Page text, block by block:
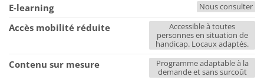
E-learning Nous consulter
Accès mobilité réduite
Accessible à toutes
personnes en situation de
handicap. Locaux adaptés.
Contenu sur mesure
Programme adaptable à la
demande et sans surcoût